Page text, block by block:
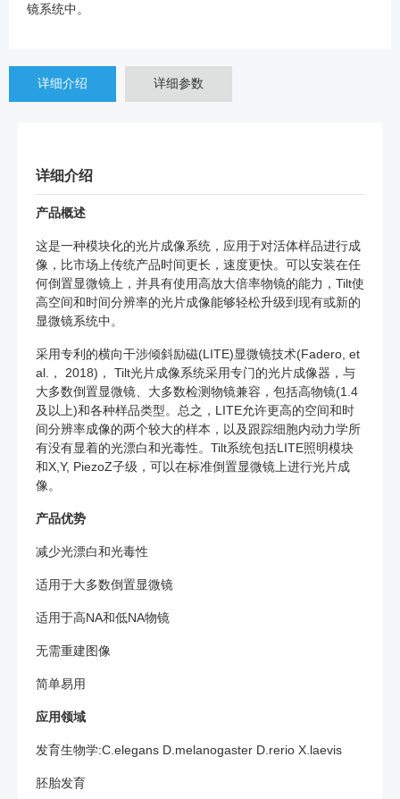
镜系统中。
详细介绍 详细参数
详细介绍
产品概述
这是一种模块化的光片成像系统，应用于对活体样品进行成
像，比市场上传统产品时间更长，速度更快。可以安装在任
何倒置显微镜上，并具有使用高放大倍率物镜的能力，Tilt使
高空间和时间分辨率的光片成像能够轻松升级到现有或新的
显微镜系统中。
采用专利的横向干涉倾斜励磁(LITE)显微镜技术(Fadero, et
al.， 2018)， Tilt光片成像系统采用专门的光片成像器，与
大多数倒置显微镜、大多数检测物镜兼容，包括高物镜(1.4
及以上)和各种样品类型。总之，LITE允许更高的空间和时
间分辨率成像的两个较大的样本，以及跟踪细胞内动力学所
有没有显着的光漂白和光毒性。Tilt系统包括LITE照明模块
和X,Y, PiezoZ子级，可以在标准倒置显微镜上进行光片成
像。
产品优势
减少光漂白和光毒性
适用于大多数倒置显微镜
适用于高NA和低NA物镜
无需重建图像
简单易用
应用领域
发育生物学:C.elegans D.melanogaster D.rerio X.laevis
胚胎发育